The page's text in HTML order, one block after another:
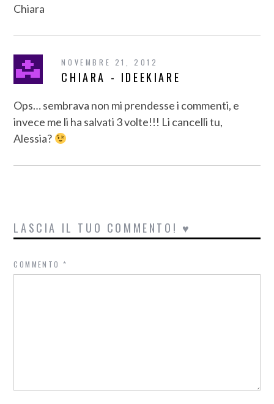
Chiara
NOVEMBRE 21, 2012
CHIARA - IDEEKIARE
Ops… sembrava non mi prendesse i commenti, e
invece me li ha salvati 3 volte!!! Li cancelli tu,
Alessia?
LASCIA IL TUO COMMENTO! ♥
COMMENTO*